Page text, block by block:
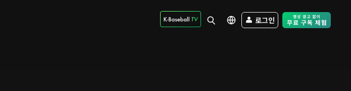
로그인 Free Trial -